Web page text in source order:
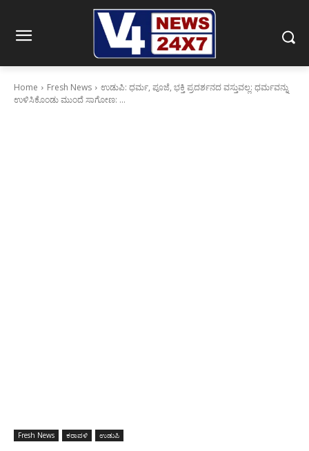
Home Fresh News
ಉಡುಪಿ: ಧರ್ಮ, ಪೂಜೆ, ಭಕ್ತಿ ಪ್ರದರ್ಶನದ ವಸ್ತುವಲ್ಲ: ಧರ್ಮವನ್ನು
ಉಳಿಸಿಕೊಂಡು ಮುಂದೆ ಸಾಗೋಣ: ...
Fresh News ಕರಾವಳಿ ಉಡುಪಿ